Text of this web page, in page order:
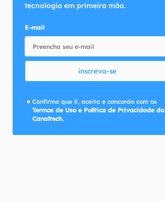
tecnologia em primeira mão.
E-mail
inscreva-se
Confirmo que li, aceito e concordo com os
Termos de Uso e Política de Privacidade do
Canaltech.